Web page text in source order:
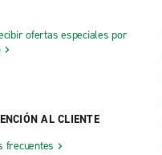
ofertas especiales por
AL CLIENTE
frecuentes